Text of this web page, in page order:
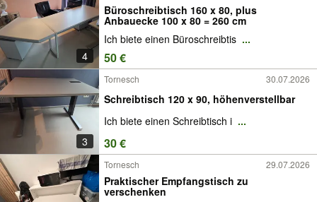
4
Büroschreibtisch 160 x 80, plus
Anbauecke 100 x 80 = 260 cm
Ich biete einen Büroschreibtis ...
50 €
3
Tornesch 30.07.2026
Schreibtisch 120 x 90, höhenverstellbar
Ich biete einen Schreibtisch i ...
30 €
Tornesch 29.07.2026
Praktischer Empfangstisch zu
verschenken